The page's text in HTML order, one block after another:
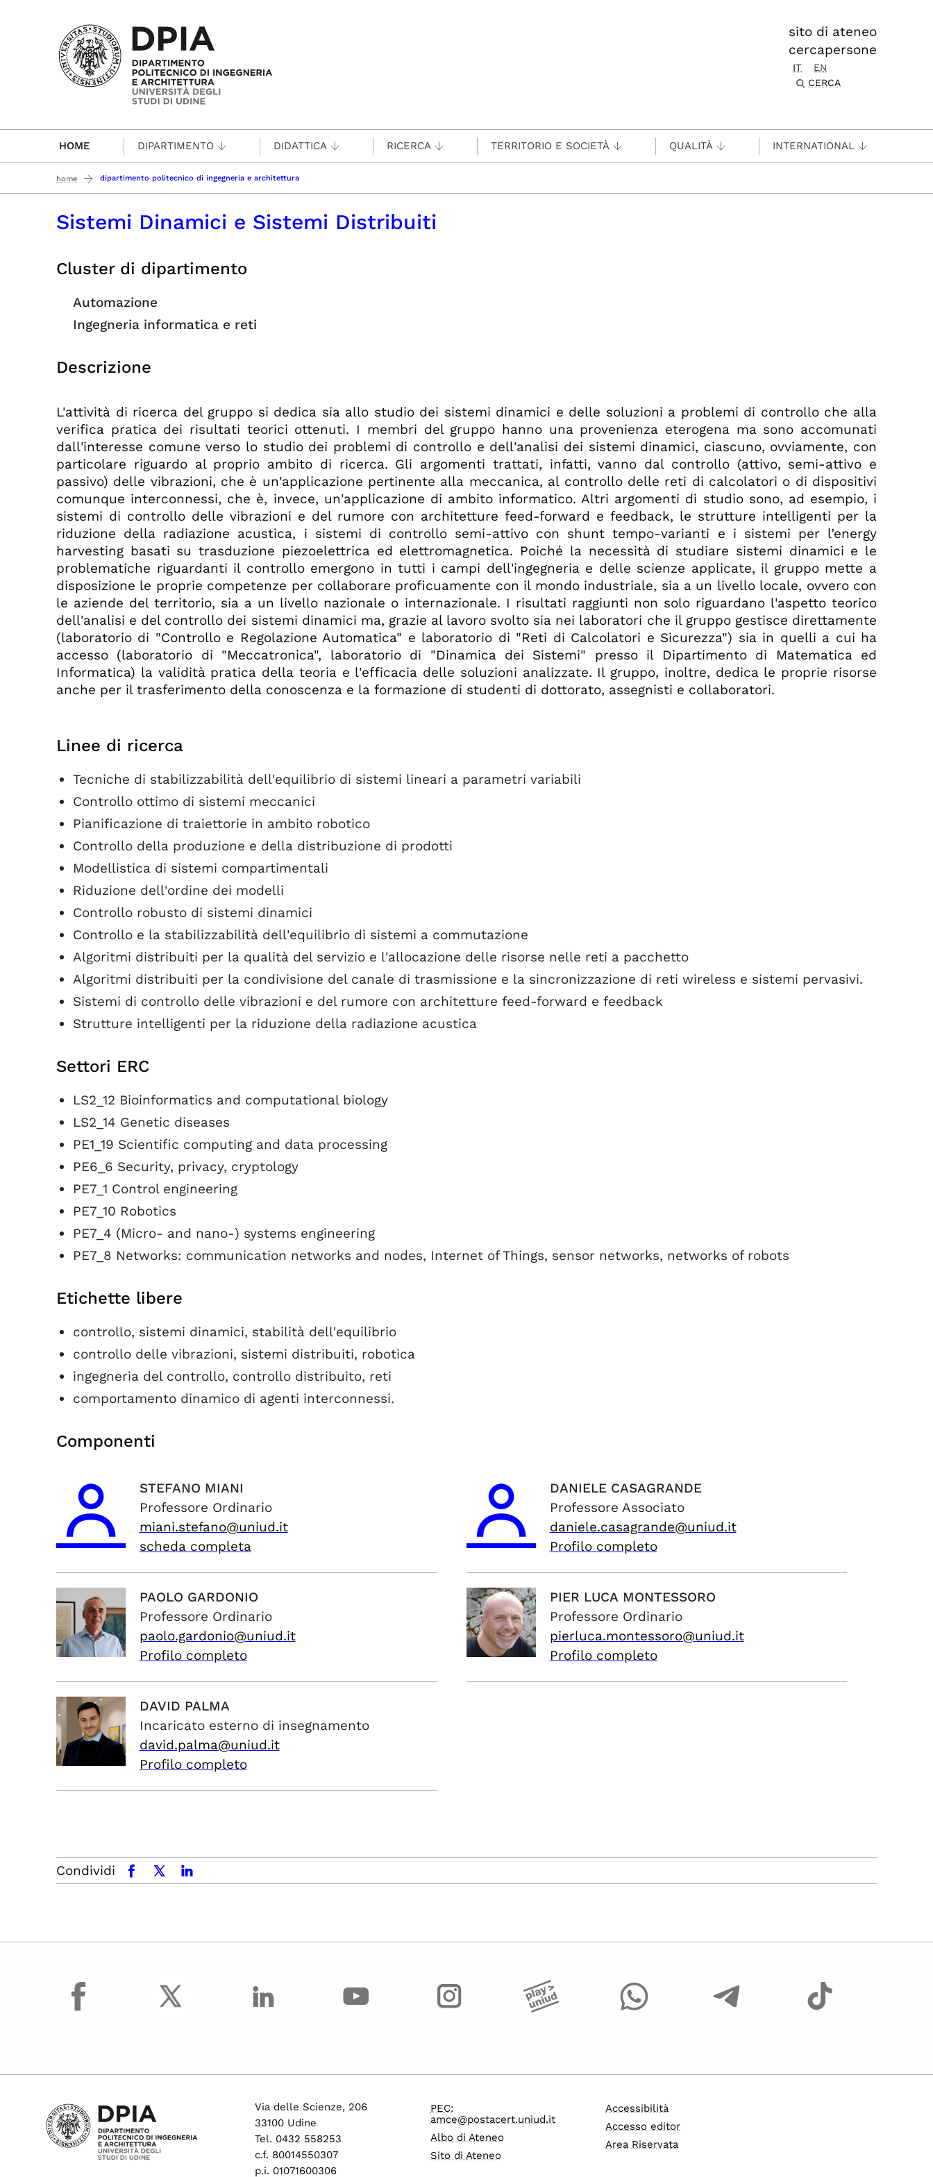
Passa al contenuto principale
sito di ateneo
cercapersone
IT
EN
CERCA
HOME DIPARTIMENTO DIDATTICA RICERCA TERRITORIO E SOCIETÀ QUALITÀ INTERNATIONAL
home dipartimento politecnico di ingegneria e architettura
Sistemi Dinamici e Sistemi Distribuiti
Cluster di dipartimento
Automazione
Ingegneria informatica e reti
Descrizione
L'attività di ricerca del gruppo si dedica sia allo studio dei sistemi dinamici e delle soluzioni a problemi di controllo che alla
verifica pratica dei risultati teorici ottenuti. I membri del gruppo hanno una provenienza eterogena ma sono accomunati
dall'interesse comune verso lo studio dei problemi di controllo e dell'analisi dei sistemi dinamici, ciascuno, ovviamente, con
particolare riguardo al proprio ambito di ricerca. Gli argomenti trattati, infatti, vanno dal controllo (attivo, semi-attivo e
passivo) delle vibrazioni, che è un'applicazione pertinente alla meccanica, al controllo delle reti di calcolatori o di dispositivi
comunque interconnessi, che è, invece, un'applicazione di ambito informatico. Altri argomenti di studio sono, ad esempio, i
sistemi di controllo delle vibrazioni e del rumore con architetture feed-forward e feedback, le strutture intelligenti per la
riduzione della radiazione acustica, i sistemi di controllo semi-attivo con shunt tempo-varianti e i sistemi per l’energy
harvesting basati su trasduzione piezoelettrica ed elettromagnetica. Poiché la necessità di studiare sistemi dinamici e le
problematiche riguardanti il controllo emergono in tutti i campi dell'ingegneria e delle scienze applicate, il gruppo mette a
disposizione le proprie competenze per collaborare proficuamente con il mondo industriale, sia a un livello locale, ovvero con
le aziende del territorio, sia a un livello nazionale o internazionale. I risultati raggiunti non solo riguardano l'aspetto teorico
dell'analisi e del controllo dei sistemi dinamici ma, grazie al lavoro svolto sia nei laboratori che il gruppo gestisce direttamente
(laboratorio di "Controllo e Regolazione Automatica" e laboratorio di "Reti di Calcolatori e Sicurezza") sia in quelli a cui ha
accesso (laboratorio di "Meccatronica", laboratorio di "Dinamica dei Sistemi" presso il Dipartimento di Matematica ed
Informatica) la validità pratica della teoria e l'efficacia delle soluzioni analizzate. Il gruppo, inoltre, dedica le proprie risorse
anche per il trasferimento della conoscenza e la formazione di studenti di dottorato, assegnisti e collaboratori.
Linee di ricerca
Tecniche di stabilizzabilità dell'equilibrio di sistemi lineari a parametri variabili
Controllo ottimo di sistemi meccanici
Pianificazione di traiettorie in ambito robotico
Controllo della produzione e della distribuzione di prodotti
Modellistica di sistemi compartimentali
Riduzione dell'ordine dei modelli
Controllo robusto di sistemi dinamici
Controllo e la stabilizzabilità dell'equilibrio di sistemi a commutazione
Algoritmi distribuiti per la qualità del servizio e l'allocazione delle risorse nelle reti a pacchetto
Algoritmi distribuiti per la condivisione del canale di trasmissione e la sincronizzazione di reti wireless e sistemi pervasivi.
Sistemi di controllo delle vibrazioni e del rumore con architetture feed-forward e feedback
Strutture intelligenti per la riduzione della radiazione acustica
Settori ERC
LS2_12 Bioinformatics and computational biology
LS2_14 Genetic diseases
PE1_19 Scientific computing and data processing
PE6_6 Security, privacy, cryptology
PE7_1 Control engineering
PE7_10 Robotics
PE7_4 (Micro- and nano-) systems engineering
PE7_8 Networks: communication networks and nodes, Internet of Things, sensor networks, networks of robots
Etichette libere
controllo, sistemi dinamici, stabilità dell'equilibrio
controllo delle vibrazioni, sistemi distribuiti, robotica
ingegneria del controllo, controllo distribuito, reti
comportamento dinamico di agenti interconnessi.
Componenti
STEFANO MIANI
Professore Ordinario
miani.stefano@uniud.it
scheda completa
DANIELE CASAGRANDE
Professore Associato
daniele.casagrande@uniud.it
Profilo completo
PAOLO GARDONIO
Professore Ordinario
paolo.gardonio@uniud.it
Profilo completo
PIER LUCA MONTESSORO
Professore Ordinario
pierluca.montessoro@uniud.it
Profilo completo
DAVID PALMA
Incaricato esterno di insegnamento
david.palma@uniud.it
Profilo completo
Condividi facebookx.comlinkedin
facebook
Via delle Scienze, 206
33100 Udine
Tel. 0432 558253
c.f. 80014550307
p.i. 01071600306
PEC:
amce@postacert.uniud.it
Albo di Ateneo
Sito di Ateneo
Accessibilità
Accesso editor
Area Riservata